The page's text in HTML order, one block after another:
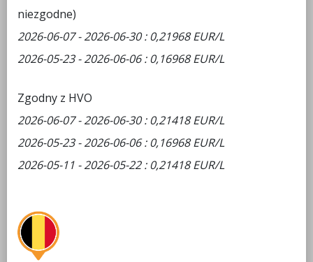
niezgodne)
2026-06-07 - 2026-06-30 : 0,21968 EUR/L
2026-05-23 - 2026-06-06 : 0,16968 EUR/L
Zgodny z HVO
2026-06-07 - 2026-06-30 : 0,21418 EUR/L
2026-05-23 - 2026-06-06 : 0,16968 EUR/L
2026-05-11 - 2026-05-22 : 0,21418 EUR/L